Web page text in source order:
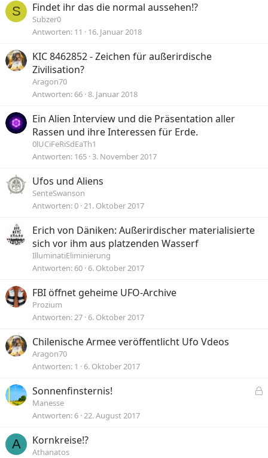
S Findet ihr das die normal aussehen!?
Subzer0
Antworten 11 16. Januar 2018
KIC 8462852 - Zeichen für außerirdische
Zivilisation?
Aragon70
Antworten 66 8. Januar 2018
Ein Alien Interview und die Präsentation aller
Rassen und ihre Interessen für Erde.
0lUCiFeRiSdEaTh1
Antworten 165 3. November 2017
Ufos und Aliens
SenteSwanson
Antworten 0 21. Oktober 2017
Erich von Däniken: Außerirdischer materialisierte
sich vor ihm aus platzenden Wasserf
IlluminatiEliminierung
Antworten 60 6. Oktober 2017
FBI öffnet geheime UFO-Archive
Prozium
Antworten 27 6. Oktober 2017
Chilenische Armee veröffentlicht Ufo Vdeos
Aragon70
Antworten 1 6. Oktober 2017
G
Sonnenfinsternis!
Manesse
Antworten 6 22. August 2017
A Kornkreise!?
Athanatos